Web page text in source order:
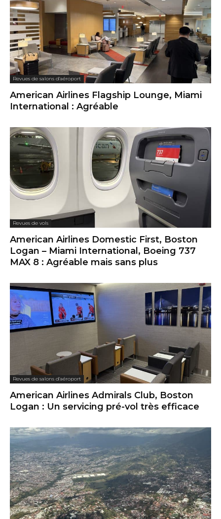
Revues de salons d'aéroport
American Airlines Flagship Lounge, Miami
International : Agréable
Revues de vols
American Airlines Domestic First, Boston
Logan – Miami International, Boeing 737
MAX 8 : Agréable mais sans plus
Revues de salons d'aéroport
American Airlines Admirals Club, Boston
Logan : Un servicing pré-vol très efficace